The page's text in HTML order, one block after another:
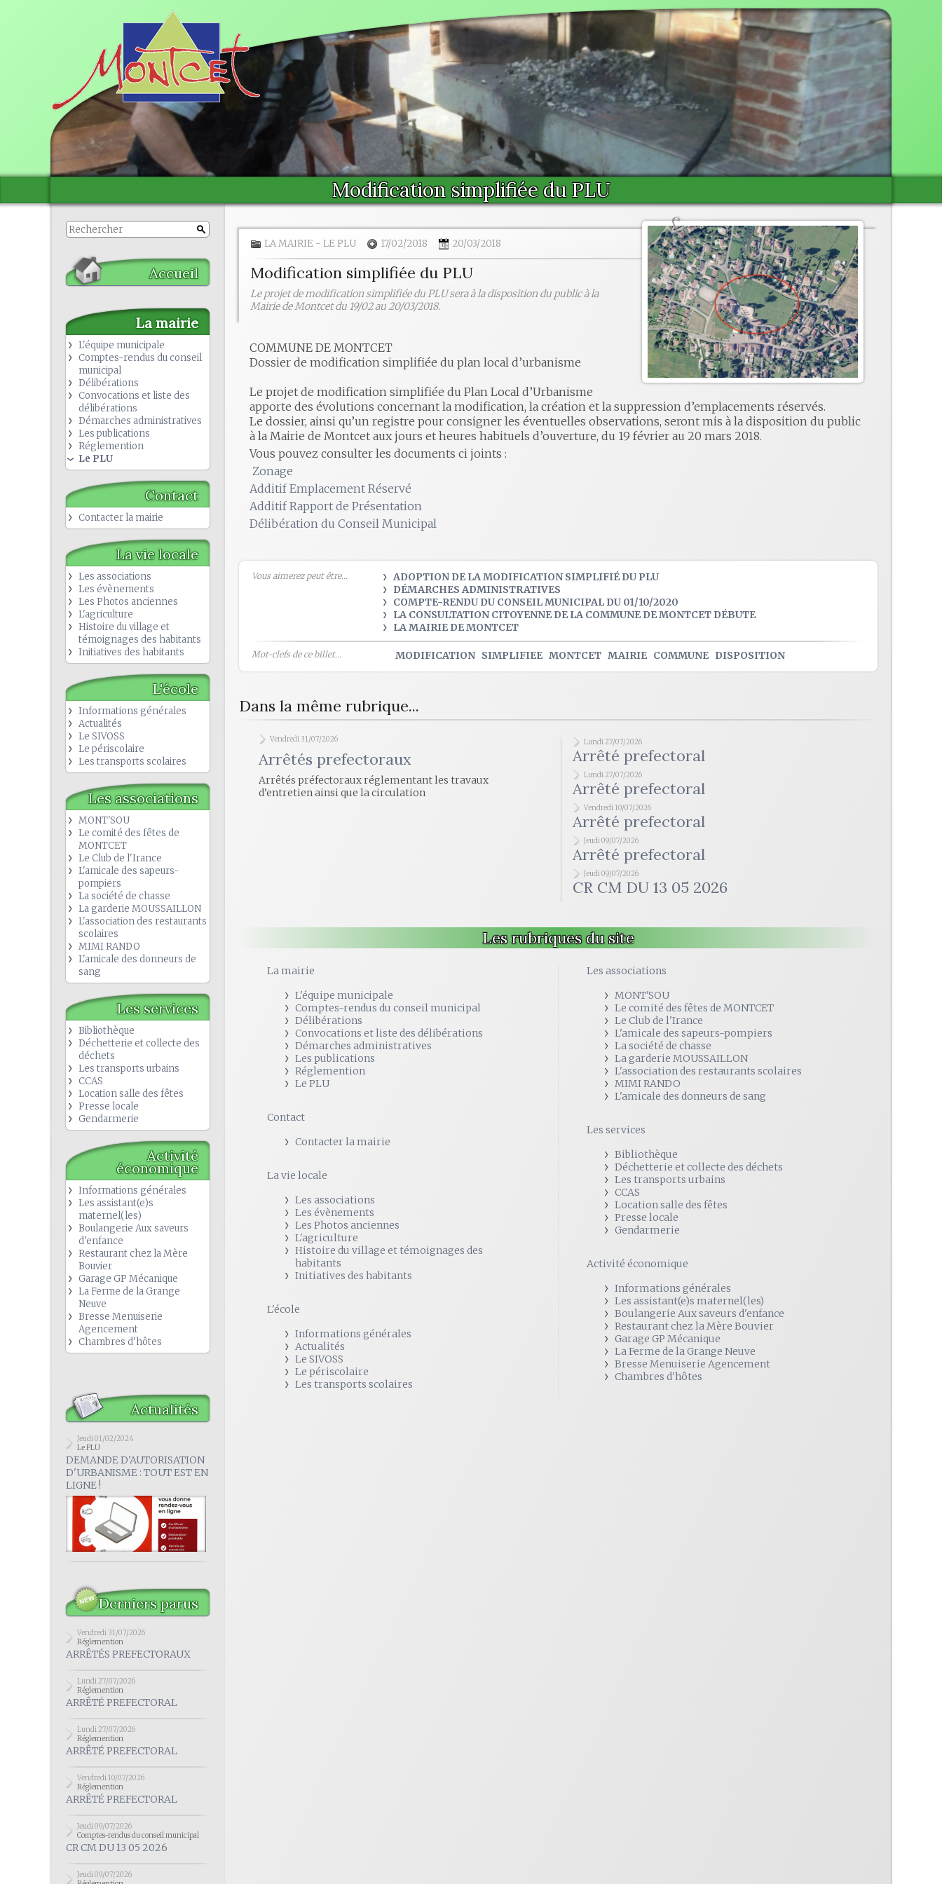
Modification simplifiée du PLU
Accueil
La mairie
L'équipe municipale
Comptes-rendus du conseil
municipal
Délibérations
Convocations et liste des
délibérations
Démarches administratives
Les publications
Réglemention
Le PLU
Contact
Contacter la mairie
La vie locale
Les associations
Les évènements
Les Photos anciennes
L'agriculture
Histoire du village et
témoignages des habitants
Initiatives des habitants
L'école
Informations générales
Actualités
Le SIVOSS
Le périscolaire
Les transports scolaires
Les associations
MONT'SOU
Le comité des fêtes de
MONTCET
Le Club de l'Irance
L'amicale des sapeurs-
pompiers
La société de chasse
La garderie MOUSSAILLON
L'association des restaurants
scolaires
MIMI RANDO
L'amicale des donneurs de
sang
Les services
Bibliothèque
Déchetterie et collecte des
déchets
Les transports urbains
CCAS
Location salle des fêtes
Presse locale
Gendarmerie
Activité
économique
Informations générales
Les assistant(e)s
maternel(les)
Boulangerie Aux saveurs
d'enfance
Restaurant chez la Mère
Bouvier
Garage GP Mécanique
La Ferme de la Grange
Neuve
Bresse Menuiserie
Agencement
Chambres d'hôtes
Actualités
Jeudi 01/02/2024
Le PLU
DEMANDE D'AUTORISATION
D'URBANISME : TOUT EST EN
LIGNE !
Derniers parus
Vendredi 31/07/2026
Réglemention
ARRÊTÉS PREFECTORAUX
Lundi 27/07/2026
Réglemention
ARRÊTÉ PREFECTORAL
Lundi 27/07/2026
Réglemention
ARRÊTÉ PREFECTORAL
Vendredi 10/07/2026
Réglemention
ARRÊTÉ PREFECTORAL
Jeudi 09/07/2026
Comptes-rendus du conseil municipal
CR CM DU 13 05 2026
Jeudi 09/07/2026
LA MAIRIE - LE PLU 17/02/2018 20/03/2018
Modification simplifiée du PLU
Le projet de modification simplifiée du PLU sera à la disposition du public à la
Mairie de Montcet du 19/02 au 20/03/2018.
COMMUNE DE MONTCET
Dossier de modification simplifiée du plan local d’urbanisme
Le projet de modification simplifiée du Plan Local d’Urbanisme
apporte des évolutions concernant la modification, la création et la suppression d’emplacements réservés.
Le dossier, ainsi qu’un registre pour consigner les éventuelles observations, seront mis à la disposition du public
à la Mairie de Montcet aux jours et heures habituels d’ouverture, du 19 février au 20 mars 2018.
Vous pouvez consulter les documents ci joints :
Zonage
Additif Emplacement Réservé
Additif Rapport de Présentation
Délibération du Conseil Municipal
Vous aimerez peut être...
ADOPTION DE LA MODIFICATION SIMPLIFIÉ DU PLU
DÉMARCHES ADMINISTRATIVES
COMPTE-RENDU DU CONSEIL MUNICIPAL DU 01/10/2020
LA CONSULTATION CITOYENNE DE LA COMMUNE DE MONTCET DÉBUTE
LA MAIRIE DE MONTCET
Mot-clefs de ce billet... MODIFICATION SIMPLIFIEE MONTCET MAIRIE COMMUNE DISPOSITION
Dans la même rubrique...
Vendredi 31/07/2026
Arrêtés prefectoraux
Arrêtés préfectoraux réglementant les travaux
d’entretien ainsi que la circulation
Lundi 27/07/2026
Arrêté prefectoral
Lundi 27/07/2026
Arrêté prefectoral
Vendredi 10/07/2026
Arrêté prefectoral
Jeudi 09/07/2026
Arrêté prefectoral
Jeudi 09/07/2026
CR CM DU 13 05 2026
Les rubriques du site
La mairie
L'équipe municipale
Comptes-rendus du conseil municipal
Délibérations
Convocations et liste des délibérations
Démarches administratives
Les publications
Réglemention
Le PLU
Contact
Contacter la mairie
La vie locale
Les associations
Les évènements
Les Photos anciennes
L'agriculture
Histoire du village et témoignages des
habitants
Initiatives des habitants
L'école
Informations générales
Actualités
Le SIVOSS
Le périscolaire
Les transports scolaires
Les associations
MONT'SOU
Le comité des fêtes de MONTCET
Le Club de l'Irance
L'amicale des sapeurs-pompiers
La société de chasse
La garderie MOUSSAILLON
L'association des restaurants scolaires
MIMI RANDO
L'amicale des donneurs de sang
Les services
Bibliothèque
Déchetterie et collecte des déchets
Les transports urbains
CCAS
Location salle des fêtes
Presse locale
Gendarmerie
Activité économique
Informations générales
Les assistant(e)s maternel(les)
Boulangerie Aux saveurs d'enfance
Restaurant chez la Mère Bouvier
Garage GP Mécanique
La Ferme de la Grange Neuve
Bresse Menuiserie Agencement
Chambres d'hôtes